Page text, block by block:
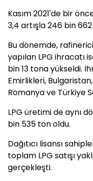
Kasım 2021'de bir
3,4 artışla 246 bin
Bu dönemde,
yapılan LPG ihracatı
bin 13 tona yükseldi.
Emirlikleri,
Romanya ve Türkiye
LPG üretimi de aynı
bin 535 ton oldu.
Dağıtıcı lisansı
toplam LPG satışı
gerçekleşti.